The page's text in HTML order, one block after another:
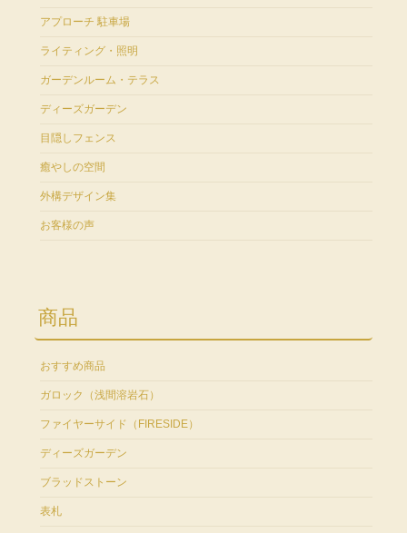
アプローチ 駐車場
ライティング・照明
ガーデンルーム・テラス
ディーズガーデン
目隠しフェンス
癒やしの空間
外構デザイン集
お客様の声
商品
おすすめ商品
ガロック（浅間溶岩石）
ファイヤーサイド（FIRESIDE）
ディーズガーデン
ブラッドストーン
表札